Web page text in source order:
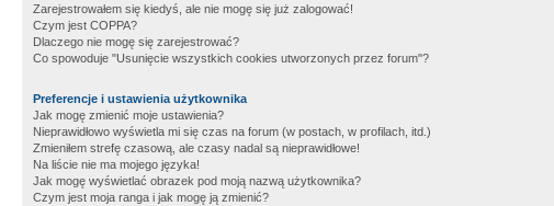
Zarejestrowałem się kiedyś, ale nie mogę się już zalogować!
Czym jest COPPA?
Dlaczego nie mogę się zarejestrować?
Co spowoduje "Usunięcie wszystkich cookies utworzonych przez forum"?
Preferencje i ustawienia użytkownika
Jak mogę zmienić moje ustawienia?
Nieprawidłowo wyświetla mi się czas na forum (w postach, w profilach, itd.)
Zmieniłem strefę czasową, ale czasy nadal są nieprawidłowe!
Na liście nie ma mojego języka!
Jak mogę wyświetlać obrazek pod moją nazwą użytkownika?
Czym jest moja ranga i jak mogę ją zmienić?